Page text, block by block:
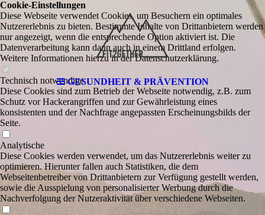
GESUNDHEIT & PRÄVENTION
Cookie-Einstellungen
Diese Webseite verwendet Cookies, um Besuchern ein optimales
Nutzererlebnis zu bieten. Bestimmte Inhalte von Drittanbietern werden
nur angezeigt, wenn die entsprechende Option aktiviert ist. Die
Datenverarbeitung kann dann auch in einem Drittland erfolgen.
Weitere Informationen hierzu in der Datenschutzerklärung.
Technisch notwendige
Diese Cookies sind zum Betrieb der Webseite notwendig, z.B. zum
Schutz vor Hackerangriffen und zur Gewährleistung eines
konsistenten und der Nachfrage angepassten Erscheinungsbilds der
Seite.
Analytische
Diese Cookies werden verwendet, um das Nutzererlebnis weiter zu
optimieren. Hierunter fallen auch Statistiken, die dem
Webseitenbetreiber von Drittanbietern zur Verfügung gestellt werden,
sowie die Ausspielung von personalisierter Werbung durch die
Nachverfolgung der Nutzeraktivität über verschiedene Webseiten.